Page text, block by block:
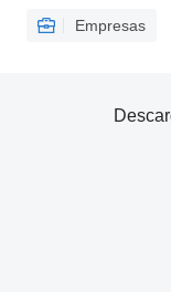
Empresas